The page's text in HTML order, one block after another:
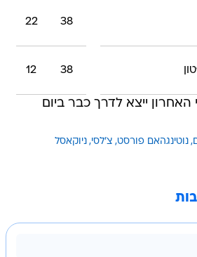
38
22
38
12
ה-37 ולפני האחרון ייצא לדרך כבר ביום
נוטינגהאם פורסט צ'לסי ניוקאסל